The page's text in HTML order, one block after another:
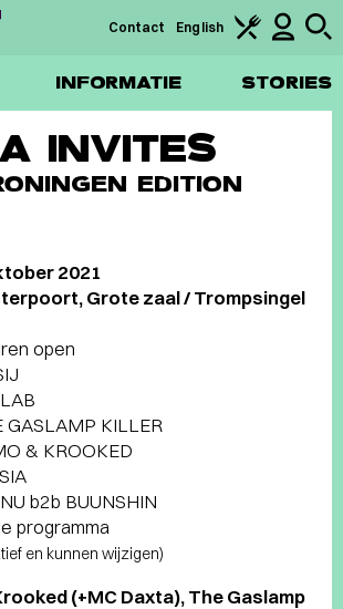
INFORMATIE STORIES
Contact English
INVITES
EDITION
2021
Grote zaal / Trompsingel
open
GASLAMP KILLER
& KROOKED
b2b BUUNSHIN
programma
en kunnen wijzigen)
(+MC Daxta), The Gaslamp